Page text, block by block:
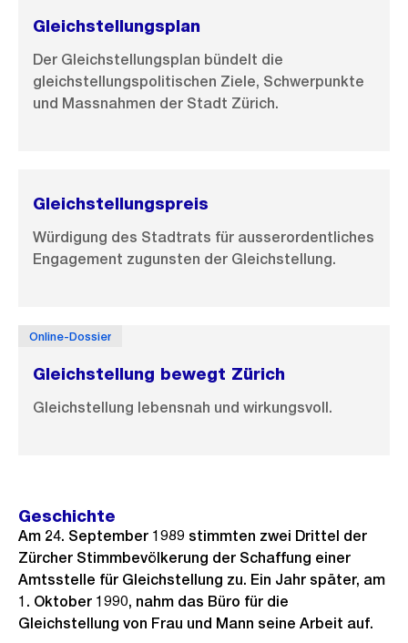
Gleichstellungsplan
Der Gleichstellungsplan bündelt die
gleichstellungspolitischen Ziele, Schwerpunkte
und Massnahmen der Stadt Zürich.
Gleichstellungspreis
Würdigung des Stadtrats für ausserordentliches
Engagement zugunsten der Gleichstellung.
Online-Dossier
Gleichstellung bewegt Zürich
Gleichstellung lebensnah und wirkungsvoll.
Geschichte
Am 24. September 1989 stimmten zwei Drittel der
Zürcher Stimmbevölkerung der Schaffung einer
Amtsstelle für Gleichstellung zu. Ein Jahr später, am
1. Oktober 1990, nahm das Büro für die
Gleichstellung von Frau und Mann seine Arbeit auf.